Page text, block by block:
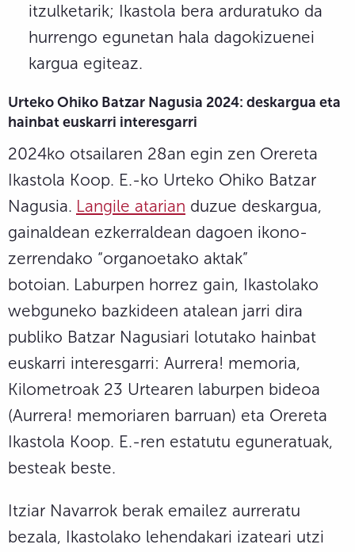
itzulketarik; Ikastola bera arduratuko da
hurrengo egunetan hala dagokizuenei
kargua egiteaz.
Urteko Ohiko Batzar Nagusia 2024: deskargua eta
hainbat euskarri interesgarri
2024ko otsailaren 28an egin zen Orereta
Ikastola Koop. E.-ko Urteko Ohiko Batzar
Nagusia. Langile atarian duzue deskargua,
gainaldean ezkerraldean dagoen ikono-
zerrendako “organoetako aktak”
botoian. Laburpen horrez gain, Ikastolako
webguneko bazkideen atalean jarri dira
publiko Batzar Nagusiari lotutako hainbat
euskarri interesgarri: Aurrera! memoria,
Kilometroak 23 Urtearen laburpen bideoa
(Aurrera! memoriaren barruan) eta Orereta
Ikastola Koop. E.-ren estatutu eguneratuak,
besteak beste.
Itziar Navarrok berak emailez aurreratu
bezala, Ikastolako lehendakari izateari utzi